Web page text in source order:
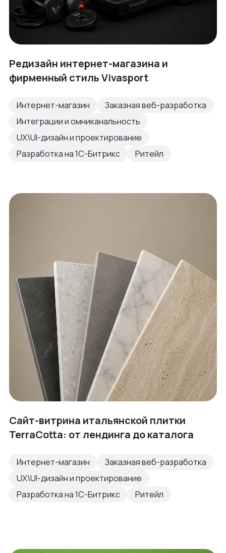
Редизайн интернет-магазина и
фирменный стиль Vivasport
Интернет-магазин
Заказная веб-разработка
Интеграции и омниканальность
UX\UI-дизайн и проектирование
Разработка на 1С-Битрикс
Ритейл
Сайт-витрина итальянской плитки
TerraCotta: от лендинга до каталога
Интернет-магазин
Заказная веб-разработка
UX\UI-дизайн и проектирование
Разработка на 1С-Битрикс
Ритейл